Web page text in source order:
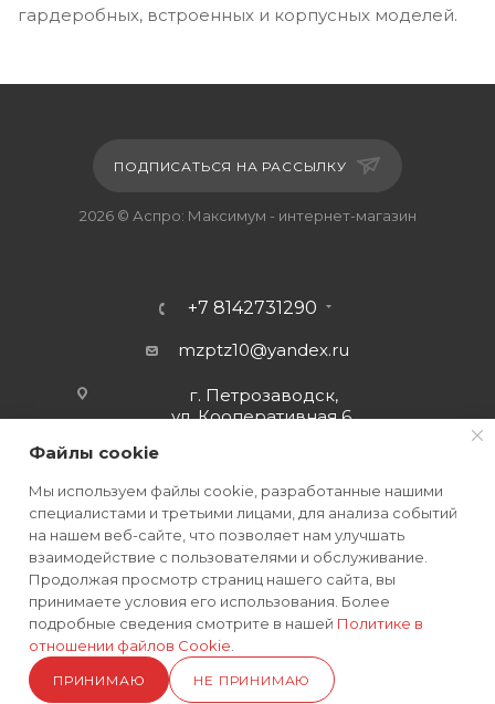
гардеробных, встроенных и корпусных моделей.
ПОДПИСАТЬСЯ НА РАССЫЛКУ
2026 © Аспро: Максимум - интернет-магазин
+7 8142731290
mzptz10@yandex.ru
г. Петрозаводск,
ул. Кооперативная 6
ПОЛИТИКА КОНФИДЕНЦИАЛЬНОСТИ
Файлы cookie
Мы используем файлы cookie, разработанные нашими
специалистами и третьими лицами, для анализа событий
на нашем веб-сайте, что позволяет нам улучшать
взаимодействие с пользователями и обслуживание.
Продолжая просмотр страниц нашего сайта, вы
принимаете условия его использования. Более
подробные сведения смотрите в нашей Политике в
отношении файлов Cookie
ПРИНИМАЮ НЕ ПРИНИМАЮ